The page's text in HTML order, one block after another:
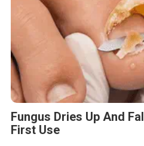
Fungus Dries Up And
First Use